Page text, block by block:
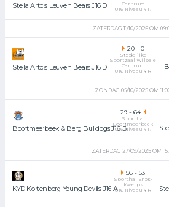
Stella Artois Leuven Bears J16 D
Centrum
U16 Niveau 4 R
ZATERDAG 11/10/2025 OM
Stella Artois Leuven Bears J16 D
20- 0
Stedelijke
Sportzaal Wilsele
Centrum
U16 Niveau 4 R
ZONDAG 05/10/2025 OM
Boortmeerbeek & Berg Bulldogs J16 B
29- 64
Sporthal
Boortmeerbeek
U16 Niveau 4 R
ZATERDAG 27/09/2025 OM
KYD Kortenberg Young Devils J16 A
56 - 53
Sporthal Erps-
Kwerps
U16 Niveau 4 R